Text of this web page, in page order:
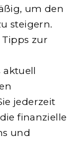
um den
steigern.
zur
aktuell
jederzeit
finanzielle
und